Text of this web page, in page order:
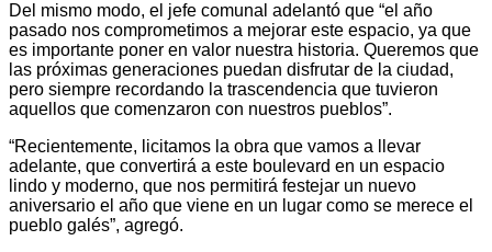
Del mismo modo, el jefe comunal adelantó que “el año
pasado nos comprometimos a mejorar este espacio, ya que
es importante poner en valor nuestra historia. Queremos que
las próximas generaciones puedan disfrutar de la ciudad,
pero siempre recordando la trascendencia que tuvieron
aquellos que comenzaron con nuestros pueblos”.
“Recientemente, licitamos la obra que vamos a llevar
adelante, que convertirá a este boulevard en un espacio
lindo y moderno, que nos permitirá festejar un nuevo
aniversario el año que viene en un lugar como se merece el
pueblo galés”, agregó.